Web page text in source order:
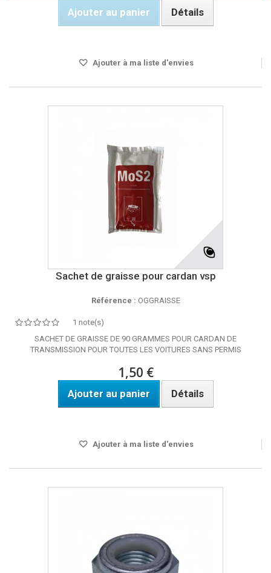
Ajouter au panier Détails
Ajouter à ma liste d'envies
Sachet de graisse pour cardan vsp
Référence : OGGRAISSE
1 note(s)
SACHET DE GRAISSE DE 90 GRAMMES POUR CARDAN DE
TRANSMISSION POUR TOUTES LES VOITURES SANS PERMIS
1,50 €
Ajouter au panier Détails
Ajouter à ma liste d'envies